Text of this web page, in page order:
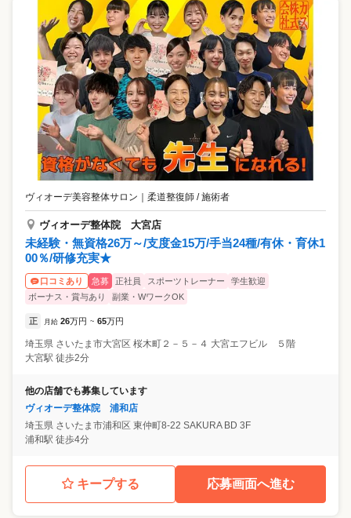
ヴィオーデ美容整体サロン 柔道整復師 / 施術者
ヴィオーデ整体院 大宮店
未経験・無資格26万～/支度金15万/手当24種/有休・育休1
00％/研修充実★
口コミあり 急募 正社員 スポーツトレーナー
学生歓迎
ボーナス・賞与あり
副業・WワークOK
正 月給 26万円 ~ 65万円
埼玉県 さいたま市大宮区 桜木町２－５－４ 大宮エフビル ５階
大宮駅 徒歩2分
他の店舗でも募集しています
ヴィオーデ整体院 浦和店
埼玉県 さいたま市浦和区 東仲町8-22 SAKURA BD 3F
浦和駅 徒歩4分
キープする 応募画面へ進む